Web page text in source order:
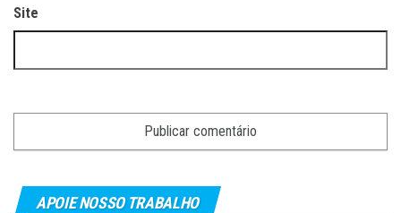
Site
APOIE NOSSO TRABALHO